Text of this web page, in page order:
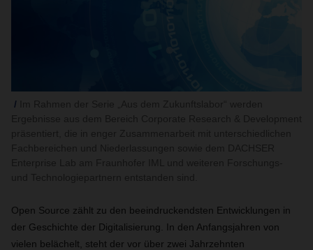
Open Source zählt zu den beeindruckendsten Entwicklungen in
der Geschichte der Digitalisierung. In den Anfangsjahren von
vielen belächelt, steht der vor über zwei Jahrzehnten